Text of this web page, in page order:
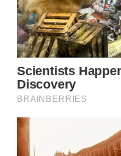
WN
MANDALIKA
WN
LIKUPANG